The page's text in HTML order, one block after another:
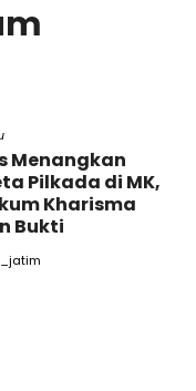
Menangkan
Pilkada di MK,
Kharisma
Bukti